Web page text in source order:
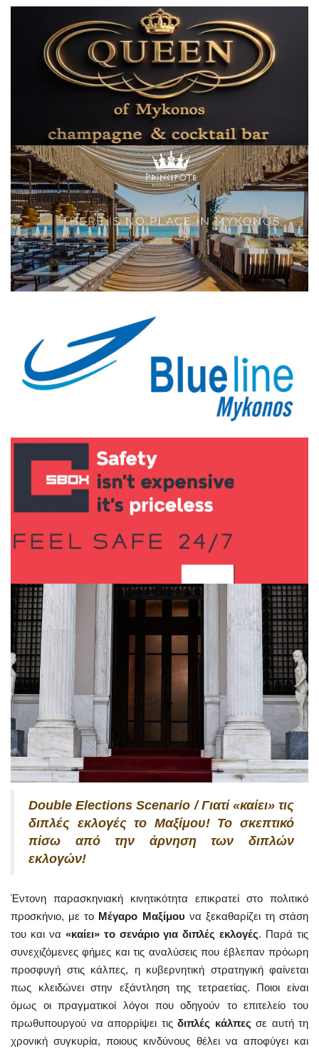
L’Art des Sens
All News
Local Elections 2023
Elections 2023
Γλώσσα
Ελληνικά English
Double Elections Scenario / Γιατί «καίει» τις
διπλές εκλογές το Μαξίμου! Το σκεπτικό
πίσω από την άρνηση των διπλών
εκλογών!
Έντονη παρασκηνιακή κινητικότητα επικρατεί στο πολιτικό
προσκήνιο, με το Μέγαρο Μαξίμου να ξεκαθαρίζει τη στάση
του και να «καίει» το σενάριο για διπλές εκλογές. Παρά τις
συνεχιζόμενες φήμες και τις αναλύσεις που έβλεπαν πρόωρη
προσφυγή στις κάλπες, η κυβερνητική στρατηγική φαίνεται
πως κλειδώνει στην εξάντληση της τετραετίας. Ποιοι είναι
όμως οι πραγματικοί λόγοι που οδηγούν το επιτελείο του
πρωθυπουργού να απορρίψει τις διπλές κάλπες σε αυτή τη
χρονική συγκυρία, ποιους κινδύνους θέλει να αποφύγει και